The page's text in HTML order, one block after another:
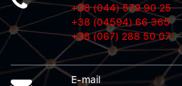
+38 (044) 579 90 25
+38 (04594) 66 365
+38 (067) 288 50 07
E-mail